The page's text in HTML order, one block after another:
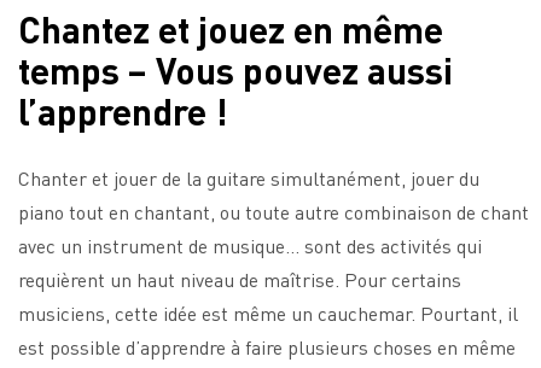
Chantez et jouez en même
temps – Vous pouvez aussi
l’apprendre !
Chanter et jouer de la guitare simultanément, jouer du
piano tout en chantant, ou toute autre combinaison de chant
avec un instrument de musique… sont des activités qui
requièrent un haut niveau de maîtrise. Pour certains
musiciens, cette idée est même un cauchemar. Pourtant, il
est possible d’apprendre à faire plusieurs choses en même